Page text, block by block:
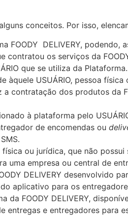
conceitos. Por isso,
FOODY DELIVERY,
contratou os serviços da
que se utiliza da Plataforma.
àquele USUÁRIO, pessoa
a contratação dos produtos da
à plataforma pelo
de encomendas ou
física ou jurídica, que não
uma empresa ou central de
DELIVERY desenvolvido
aplicativo para os
da FOODY DELIVERY,
entregas e entregadores para